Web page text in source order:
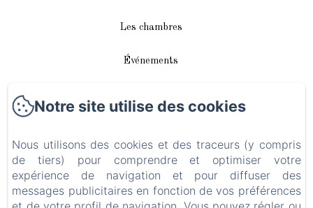
Les chambres
Événements
Plan du site
Blog
Notre site utilise des cookies
Nous utilisons des cookies et des traceurs (y compris
de tiers) pour comprendre et optimiser votre
expérience de navigation et pour diffuser des
messages publicitaires en fonction de vos préférences